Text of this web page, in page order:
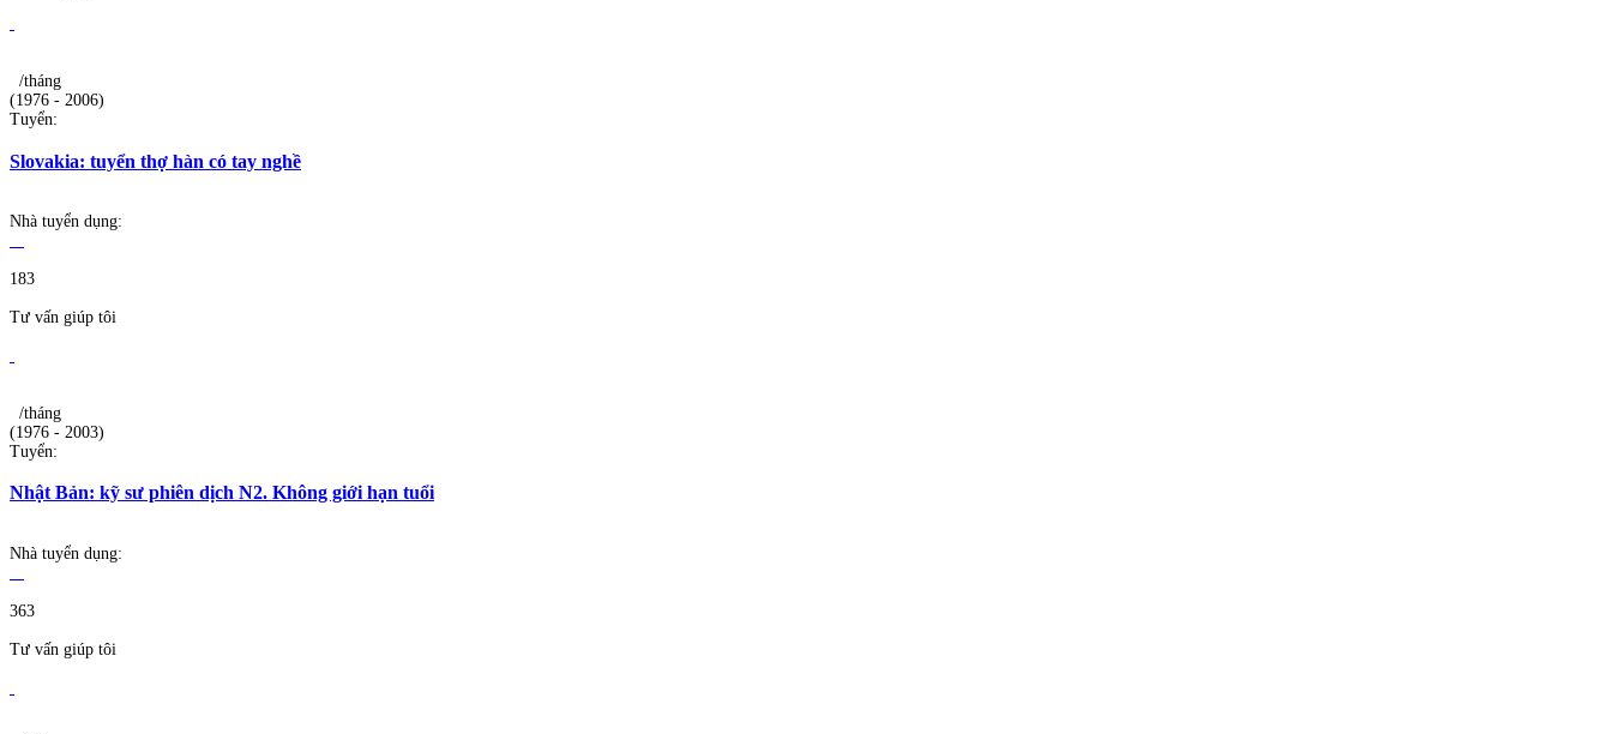
/tháng
(1976 - 2006)
Tuyển:
Slovakia: tuyển thợ hàn có tay nghề
Nhà tuyển dụng:
183
Tư vấn giúp tôi
/tháng
(1976 - 2003)
Tuyển:
Nhật Bản: kỹ sư phiên dịch N2. Không giới hạn tuổi
Nhà tuyển dụng:
363
Tư vấn giúp tôi